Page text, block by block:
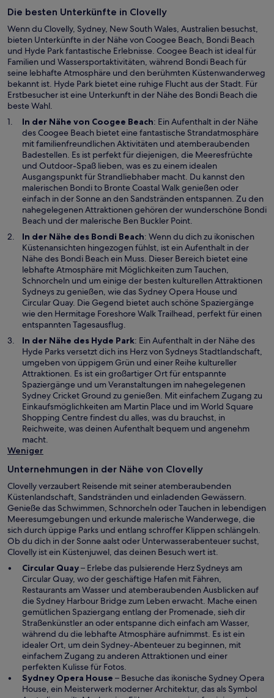
g
ö
f
f
n
e
t
n
F
e
n
s
t
e
e
ö
f
f
n
e
t
Die besten Unterkünfte in Clovelly
Wenn du Clovelly, Sydney, New South Wales, Australien besuchst,
bieten Unterkünfte in der Nähe von Coogee Beach, Bondi Beach
und Hyde Park fantastische Erlebnisse. Coogee Beach ist ideal für
Familien und Wassersportaktivitäten, während Bondi Beach für
seine lebhafte Atmosphäre und den berühmten Küstenwanderweg
bekannt ist. Hyde Park bietet eine ruhige Flucht aus der Stadt. Für
Erstbesucher ist eine Unterkunft in der Nähe des Bondi Beach die
beste Wahl.
In der Nähe von Coogee BeachW
i
r
d
i
n
e
i
n
e
m
n
e
u
e
n
F
e
n
t
e
r
g
e
ö
f
f
n
: Ein Aufenthalt in der Nähe
des Coogee Beach bietet eine fantastische Strandatmosphäre
mit familienfreundlichen Aktivitäten und atemberaubenden
Badestellen. Es ist perfekt für diejenigen, die Meeresfrüchte
und Outdoor-Spaß lieben, was es zu einem idealen
Ausgangspunkt für Strandliebhaber macht. Du kannst den
malerischen Bondi to Bronte Coastal Walk genießen oder
einfach in der Sonne an den Sandstränden entspannen. Zu den
nahegelegenen Attraktionen gehören der wunderschöne Bondi
BeachW
d
i
n
e
i
n
e
m
n
e
u
e
n
F
e
n
s
t
g
e
ö
f
f
n
e
t
und der malerische Ben Buckler Point.
In der Nähe des Bondi Beach: Wenn du dich zu ikonischen
Küstenansichten hingezogen fühlst, ist ein Aufenthalt in der
Nähe des Bondi Beach ein Muss. Dieser Bereich bietet eine
lebhafte Atmosphäre mit Möglichkeiten zum Tauchen,
Schnorcheln und um einige der besten kulturellen Attraktionen
Sydneys zu genießen, wie das Sydney Opera House und
Circular Quay. Die Gegend bietet auch schöne Spaziergänge
wie den Hermitage Foreshore Walk Trailhead, perfekt für einen
entspannten Tagesausflug.
In der Nähe des Hyde ParkW
i
r
d
i
n
e
i
n
e
u
e
n
F
e
n
s
e
r
g
e
ö
f
f
n
e
: Ein Aufenthalt in der Nähe des
Hyde Parks versetzt dich ins Herz von Sydneys Stadtlandschaft,
umgeben von üppigem Grün und einer Reihe kultureller
Attraktionen. Es ist ein großartiger Ort für entspannte
Spaziergänge und um Veranstaltungen im nahegelegenen
Sydney Cricket Ground zu genießen. Mit einfachem Zugang zu
Einkaufsmöglichkeiten am Martin Place und im World Square
Shopping Centre findest du alles, was du brauchst, in
Reichweite, was deinen Aufenthalt bequem und angenehm
macht.
Weniger
Unternehmungen in der Nähe von Clovelly
Clovelly verzaubert Reisende mit seiner atemberaubenden
Küstenlandschaft, Sandstränden und einladenden Gewässern.
Genieße das Schwimmen, Schnorcheln oder Tauchen in lebendigen
Meeresumgebungen und erkunde malerische Wanderwege, die
sich durch üppige Parks und entlang schroffer Klippen schlängeln.
Ob du dich in der Sonne aalst oder Unterwasserabenteuer suchst,
Clovelly ist ein Küstenjuwel, das deinen Besuch wert ist.
Circular QuayW
i
r
d
i
n
e
i
n
e
m
n
– Erlebe das pulsierende Herz Sydneys am
Circular Quay, wo der geschäftige Hafen mit Fähren,
Restaurants am Wasser und atemberaubenden Ausblicken auf
die Sydney Harbour Bridge zum Leben erwacht. Mache einen
gemütlichen Spaziergang entlang der Promenade, sieh dir
Straßenkünstler an oder entspanne dich einfach am Wasser,
während du die lebhafte Atmosphäre aufnimmst. Es ist ein
idealer Ort, um dein Sydney-Abenteuer zu beginnen, mit
einfachem Zugang zu anderen Attraktionen und einer
perfekten Kulisse für Fotos.
Sydney Opera House W
– Besuche das ikonische Sydney Opera
House, ein Meisterwerk moderner Architektur, das als Symbol